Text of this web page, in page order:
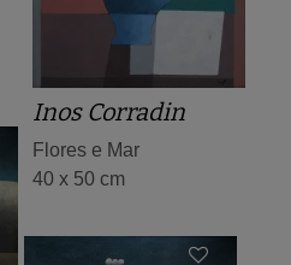
Inos Corradin
Flores e Mar
40 x 50 cm